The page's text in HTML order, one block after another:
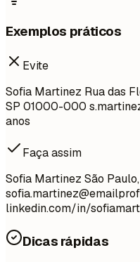
Exemplos práticos
Evite
Sofia Martinez Rua das
SP 01000-000
anos
Faça assim
Sofia Martinez São
linkedin.com/in/
Dicas rápidas